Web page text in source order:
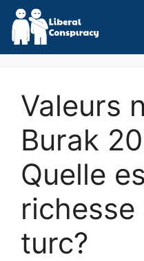
Skip
content
Valeurs
Burak
Quelle
turc?